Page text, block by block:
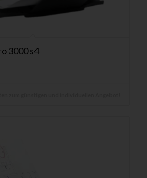
3000 s4